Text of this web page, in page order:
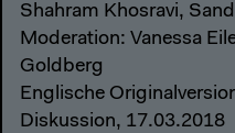
Shahram Khosravi,
Moderation: Vanessa
Goldberg
Englische
Diskussion, 17.03.2018